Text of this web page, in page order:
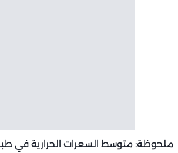
ملحوظة: متوسط السعرات الحرارية في